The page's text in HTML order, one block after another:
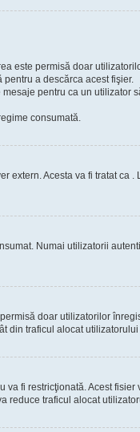
este permisă doar
a descărca acest fişier.
pentru ca un utilizator
consumată.
extern. Acesta va fi tratat ca
Numai utilizatorii
doar utilizatorilor
din traficul alocat
va fi restricţionată. Acest
reduce traficul alocat